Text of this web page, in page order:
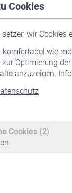
Cookies
wir Cookies
komfortabel wie
Optimierung
anzuzeigen.
Cookies (2)
Staatliche